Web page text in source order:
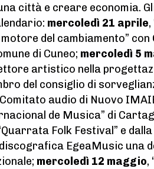
città e creare economia.
mercoledì 21 aprile
del cambiamento” con
di Cuneo; mercoledì 5
artistico nella
del consiglio di
audio di Nuovo
de Musica” di
Folk Festival” e
EgeaMusic una
mercoledì 12 maggio,